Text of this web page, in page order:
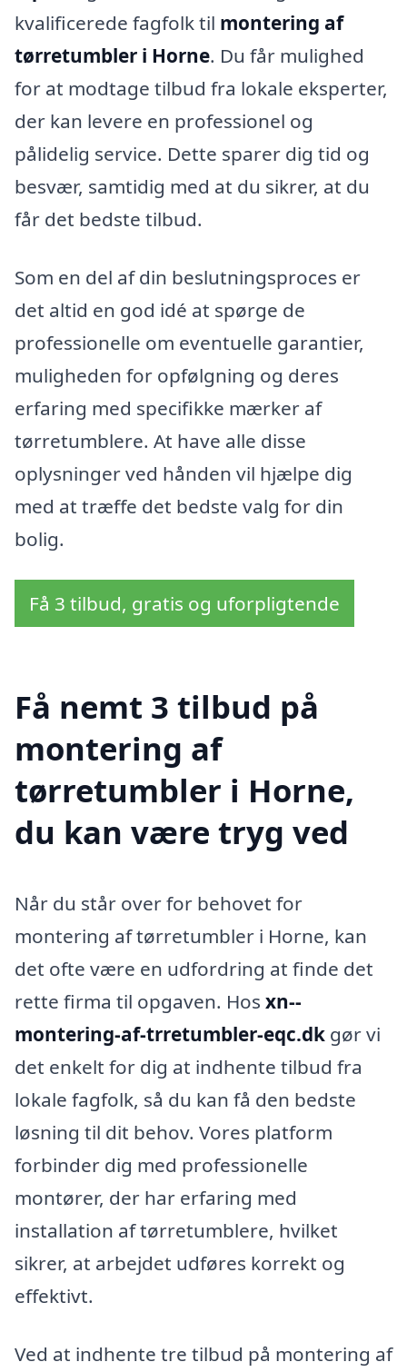
kvalificerede fagfolk til montering af
tørretumbler i Horne. Du får mulighed
for at modtage tilbud fra lokale eksperter,
der kan levere en professionel og
pålidelig service. Dette sparer dig tid og
besvær, samtidig med at du sikrer, at du
får det bedste tilbud.
Som en del af din beslutningsproces er
det altid en god idé at spørge de
professionelle om eventuelle garantier,
muligheden for opfølgning og deres
erfaring med specifikke mærker af
tørretumblere. At have alle disse
oplysninger ved hånden vil hjælpe dig
med at træffe det bedste valg for din
bolig.
Få 3 tilbud, gratis og uforpligtende
Få nemt 3 tilbud på
montering af
tørretumbler i Horne,
du kan være tryg ved
Når du står over for behovet for
montering af tørretumbler i Horne, kan
det ofte være en udfordring at finde det
rette firma til opgaven. Hos xn--
montering-af-trretumbler-eqc.dk gør vi
det enkelt for dig at indhente tilbud fra
lokale fagfolk, så du kan få den bedste
løsning til dit behov. Vores platform
forbinder dig med professionelle
montører, der har erfaring med
installation af tørretumblere, hvilket
sikrer, at arbejdet udføres korrekt og
effektivt.
Ved at indhente tre tilbud på montering af